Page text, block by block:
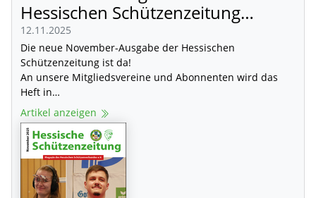
Hessischen Schützenzeitung…
12.11.2025
Die neue November-Ausgabe der Hessischen
Schützenzeitung ist da!
An unsere Mitgliedsvereine und Abonnenten wird das
Heft in…
Artikel anzeigen